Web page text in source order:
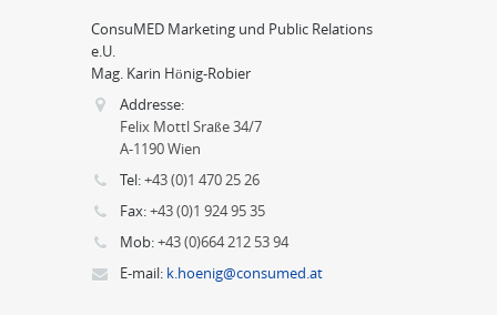
ConsuMED Marketing und Public Relations
e.U.
Mag. Karin Hönig-Robier
Addresse:
Felix Mottl Sraße 34/7
A-1190 Wien
Tel:+43 (0)1 470 25 26
Fax:+43 (0)1 924 95 35
Mob:+43 (0)664 212 53 94
E-mail: k.hoenig@consumed.at